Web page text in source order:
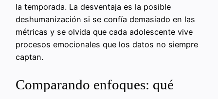
la temporada. La desventaja es la posible
deshumanización si se confía demasiado en las
métricas y se olvida que cada adolescente vive
procesos emocionales que los datos no siempre
captan.
Comparando enfoques: qué